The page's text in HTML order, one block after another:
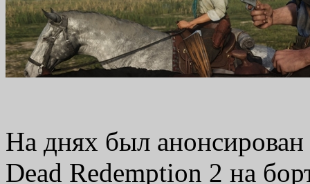
На днях был
Dead Redemption 2 на